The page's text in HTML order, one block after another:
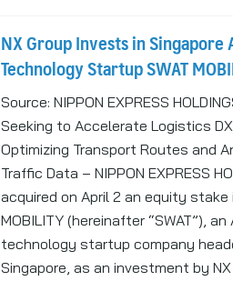
NX Group Invests in Singapore
Technology Startup SWAT
Source: NIPPON EXPRESS
Seeking to Accelerate Logistics
Optimizing Transport Routes and
Traffic Data – NIPPON EXPRESS
acquired on April 2 an equity stake
MOBILITY (hereinafter “SWAT”), an
technology startup company
Singapore, as an investment by